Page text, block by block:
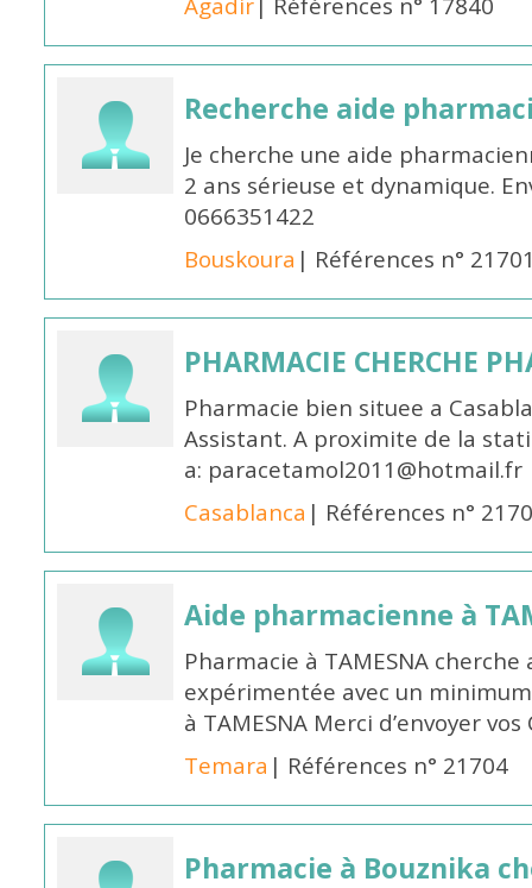
Recherche aide
Je cherche une aide
2 ans sérieuse et dynamique.
0666351422
Bouskoura | Références n°
PHARMACIE CHERCHE
Pharmacie bien situee a
Assistant. A proximite de la
a: paracetamol2011@hotmail.fr
Casablanca | Références n°
Aide pharmacienne à
Pharmacie à TAMESNA
expérimentée avec un
à TAMESNA Merci d’envoyer
Temara | Références n° 21704
Pharmacie à Bouznika